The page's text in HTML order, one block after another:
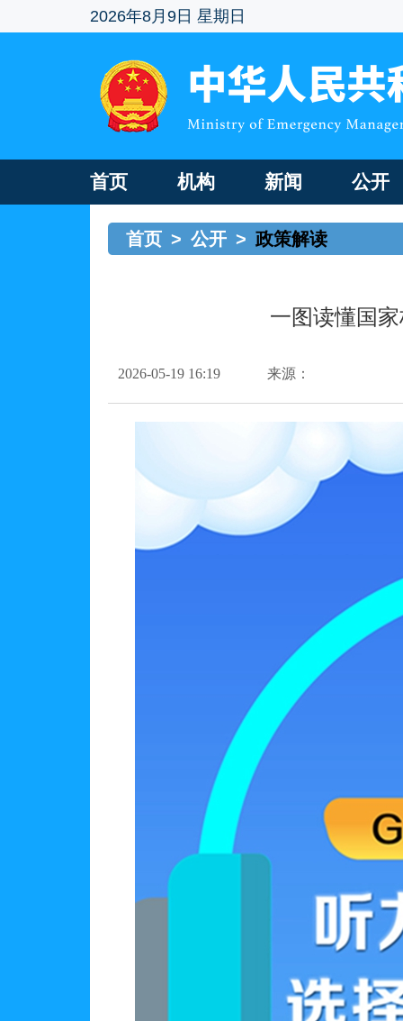
2026年8月9日 星期日
首页 机构 新闻 公开
首页 > 公开 > 政策解读
一图读懂国
2026-05-19 16:19 来源：